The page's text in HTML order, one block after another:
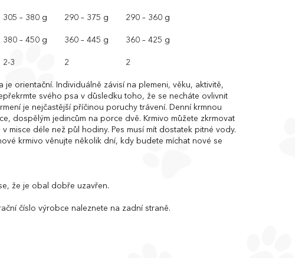
305 – 380 g 290 – 375 g 290 – 360 g
380 – 450 g 360 – 445 g 360 – 425 g
2-3 2 2
orientační. Individuálně závisí na plemeni, věku, aktivitě,
svého psa v důsledku toho, že se necháte ovlivnit
je nejčastější příčinou poruchy trávení. Denní krmnou
dospělým jedincům na porce dvě. Krmivo můžete zkrmovat
misce déle než půl hodiny. Pes musí mít dostatek pitné vody.
krmivo věnujte několik dní, kdy budete míchat nové se
že je obal dobře uzavřen.
číslo výrobce naleznete na zadní straně.